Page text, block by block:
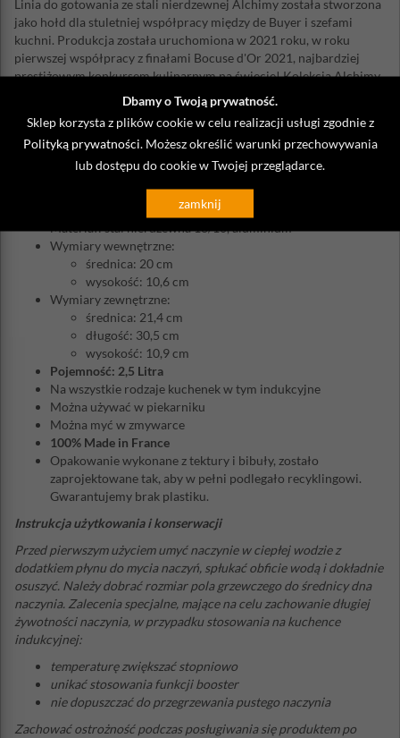
Dbamy o Twoją prywatność.
Sklep korzysta z plików cookie w celu realizacji usługi zgodnie z
Polityką prywatności. Możesz określić warunki przechowywania
lub dostępu do cookie w Twojej przeglądarce.
zamknij
Linia do gotowania ze stali nierdzewnej Alchimy została stworzona
jako hołd dla stuletniej współpracy między de Buyer i szefami
kuchni. Produkcja została uruchomiona w 2021 roku, w roku
pierwszej współpracy z finałami Bocuse d'Or 2021, najbardziej
prestiżowym konkursem kulinarnym na świecie! Kolekcja Alchimy
jest w 100% produkowana we Francji, doskonale
profesjonalnych szefów kuchni z potrzebami codziennych
kucharzy.
siebie pasujących garnków, patelni czy rondli kuchennych.
Materiał: stal nierdzewna 18/10, aluminium
Wymiary wewnętrzne:
średnica: 20 cm
wysokość: 10,6 cm
Wymiary zewnętrzne:
średnica: 21,4 cm
długość: 30,5 cm
wysokość: 10,9 cm
Pojemność: 2,5 Litra
Na wszystkie rodzaje kuchenek w tym indukcyjne
Można używać w piekarniku
Można myć w zmywarce
100% Made in France
Opakowanie wykonane z tektury i bibuły, zostało
zaprojektowane tak, aby w pełni podlegało recyklingowi.
Gwarantujemy brak plastiku.
Instrukcja użytkowania i konserwacji
Przed pierwszym użyciem umyć naczynie w ciepłej wodzie z
dodatkiem płynu do mycia naczyń, spłukać obficie wodą i dokładnie
osuszyć. Należy dobrać rozmiar pola grzewczego do średnicy dna
naczynia. Zalecenia specjalne, mające na celu zachowanie długiej
żywotności naczynia, w przypadku stosowania na kuchence
indukcyjnej:
temperaturę zwiększać stopniowo
unikać stosowania funkcji booster
nie dopuszczać do przegrzewania pustego naczynia
Zachować ostrożność podczas posługiwania się produktem po